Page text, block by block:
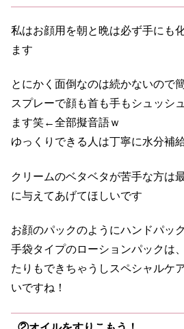
私はお顔用を朝と晩は必ず手にも
ます
とにかく面倒なのは続かないので
スプレーで顔も首も手もシュッシ
ます笑←全部擬音語ｗ
ゆっくりできる人は丁寧に水分補
クリームのベタベタが苦手な方は
に与えてあげてほしいです
お顔のパックのようにハンドパッ
手袋タイプのローションパックは
たりもできちゃうしスペシャルケ
いですね！